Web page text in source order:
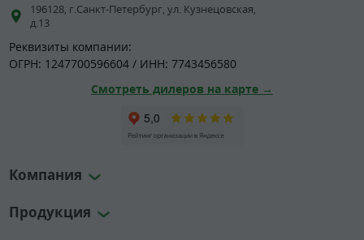
196128, г.Санкт-Петербург, ул. Кузнецовская,
д.13
Реквизиты компании:
ОГРН: 1247700596604 / ИНН: 7743456580
Смотреть дилеров на карте →
Компания
Продукция